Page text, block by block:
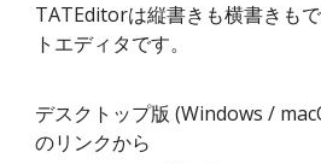
TATEditorは縦書きも横書きも
トエディタです。
デスクトップ版 (Windows /
のリンクから